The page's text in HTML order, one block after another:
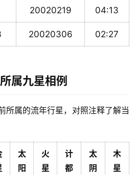
20020219 04:13
20020306 02:27
属九星相例
所属的流年行星，对照注释了解当
太
阳
火
星
计
都
太
阴
木
星